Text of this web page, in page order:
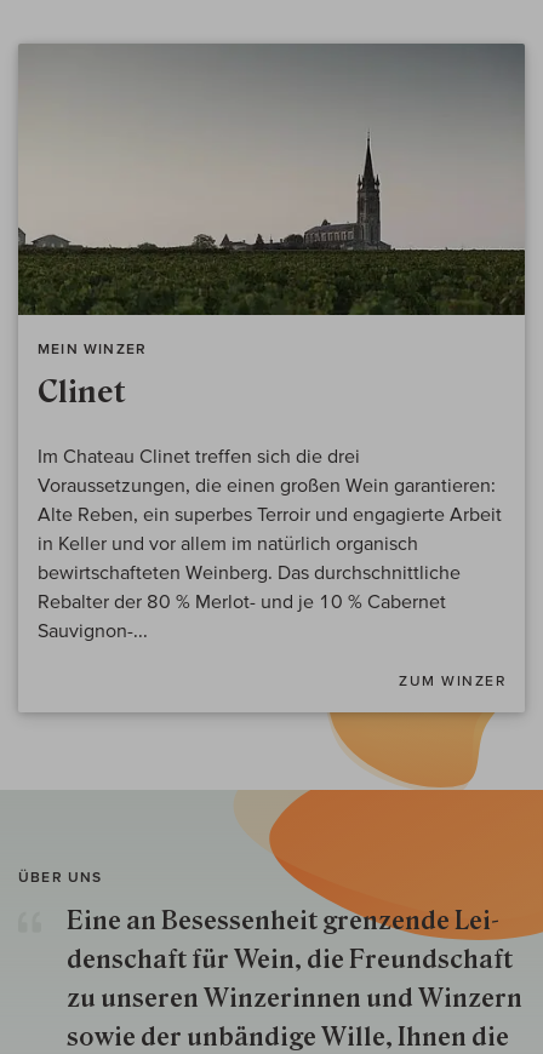
MEIN WINZER
Clinet
Im Chateau Clinet treffen sich die drei
Voraussetzungen, die einen großen Wein garantieren:
Alte Reben, ein superbes Terroir und engagierte Arbeit
in Keller und vor allem im natürlich organisch
bewirtschafteten Weinberg. Das durchschnittliche
Rebalter der 80 % Merlot- und je 10 % Cabernet
Sauvignon-...
ZUM WINZER
ÜBER UNS
Eine an Besessenheit gren­zende Lei­
den­schaft für Wein, die Freund­schaft
zu unseren Win­zer­innen und Win­zern
so­wie der un­bän­dige Wille, Ihnen die